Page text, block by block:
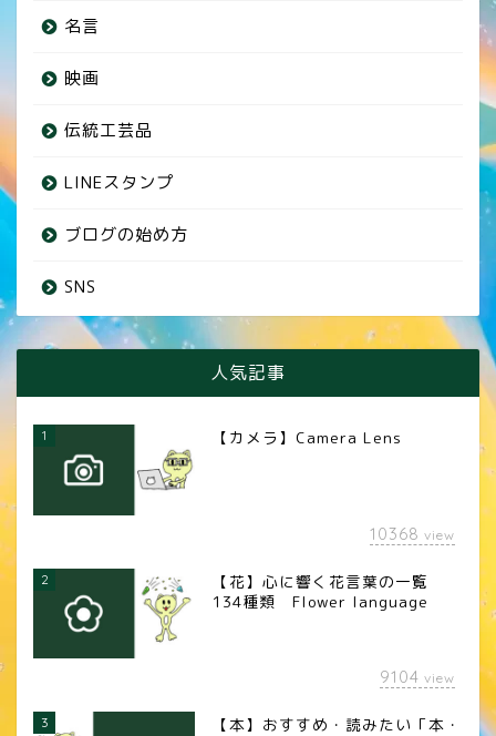
名言
映画
伝統工芸品
LINEスタンプ
ブログの始め方
SNS
人気記事
1 【カメラ】Camera Lens
10368 view
2
【花】心に響く花言葉の一覧
134種類 Flower language
9104 view
3
【本】おすすめ・読みたい「本・